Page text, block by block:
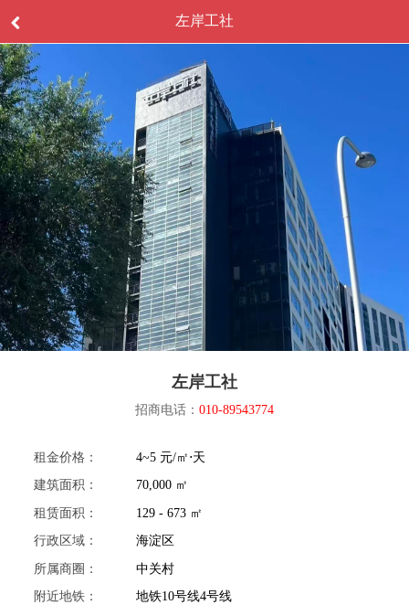
左岸工社
左岸工社
招商电话： 010-89543774
租金价格：
4~5 元/㎡⋅天
建筑面积：
70,000 ㎡
租赁面积：
129 - 673 ㎡
行政区域：
海淀区
所属商圈：
中关村
附近地铁：
地铁10号线4号线